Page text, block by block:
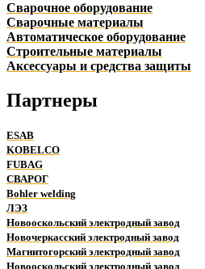
Сварочное оборудование
Сварочные материалы
Автоматическое оборудование
Строительные материалы
Аксессуары и средства защиты
Партнеры
ESAB
KOBELCO
FUBAG
СВАРОГ
Bohler welding
ЛЭЗ
Новооскольский электродный завод
Новочеркасский электродный завод
Магнитогорский электродный завод
Новооскольский электродный завод